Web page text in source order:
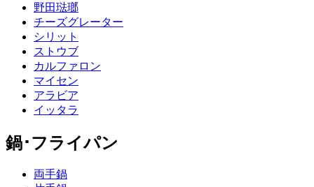
野田琺瑯
チーズグレーター
シリット
ストウブ
カルファロン
マイセン
アラビア
イッタラ
鍋･フライパン
両手鍋